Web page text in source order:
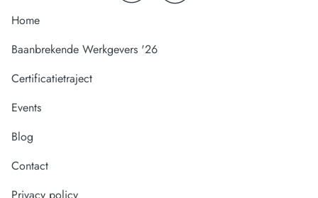
Home
Baanbrekende Werkgevers '26
Certificatietraject
Events
Blog
Contact